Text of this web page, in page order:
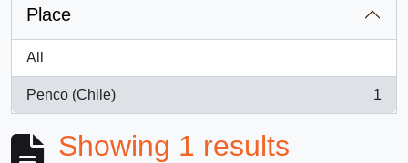
Place
All
Penco (Chile)
, 1 results
1
Showing 1 results